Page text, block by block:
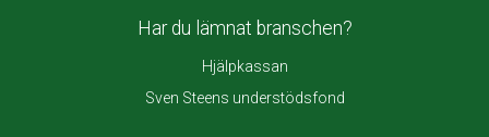
Har du lämnat branschen?
Hjälpkassan
Sven Steens understödsfond